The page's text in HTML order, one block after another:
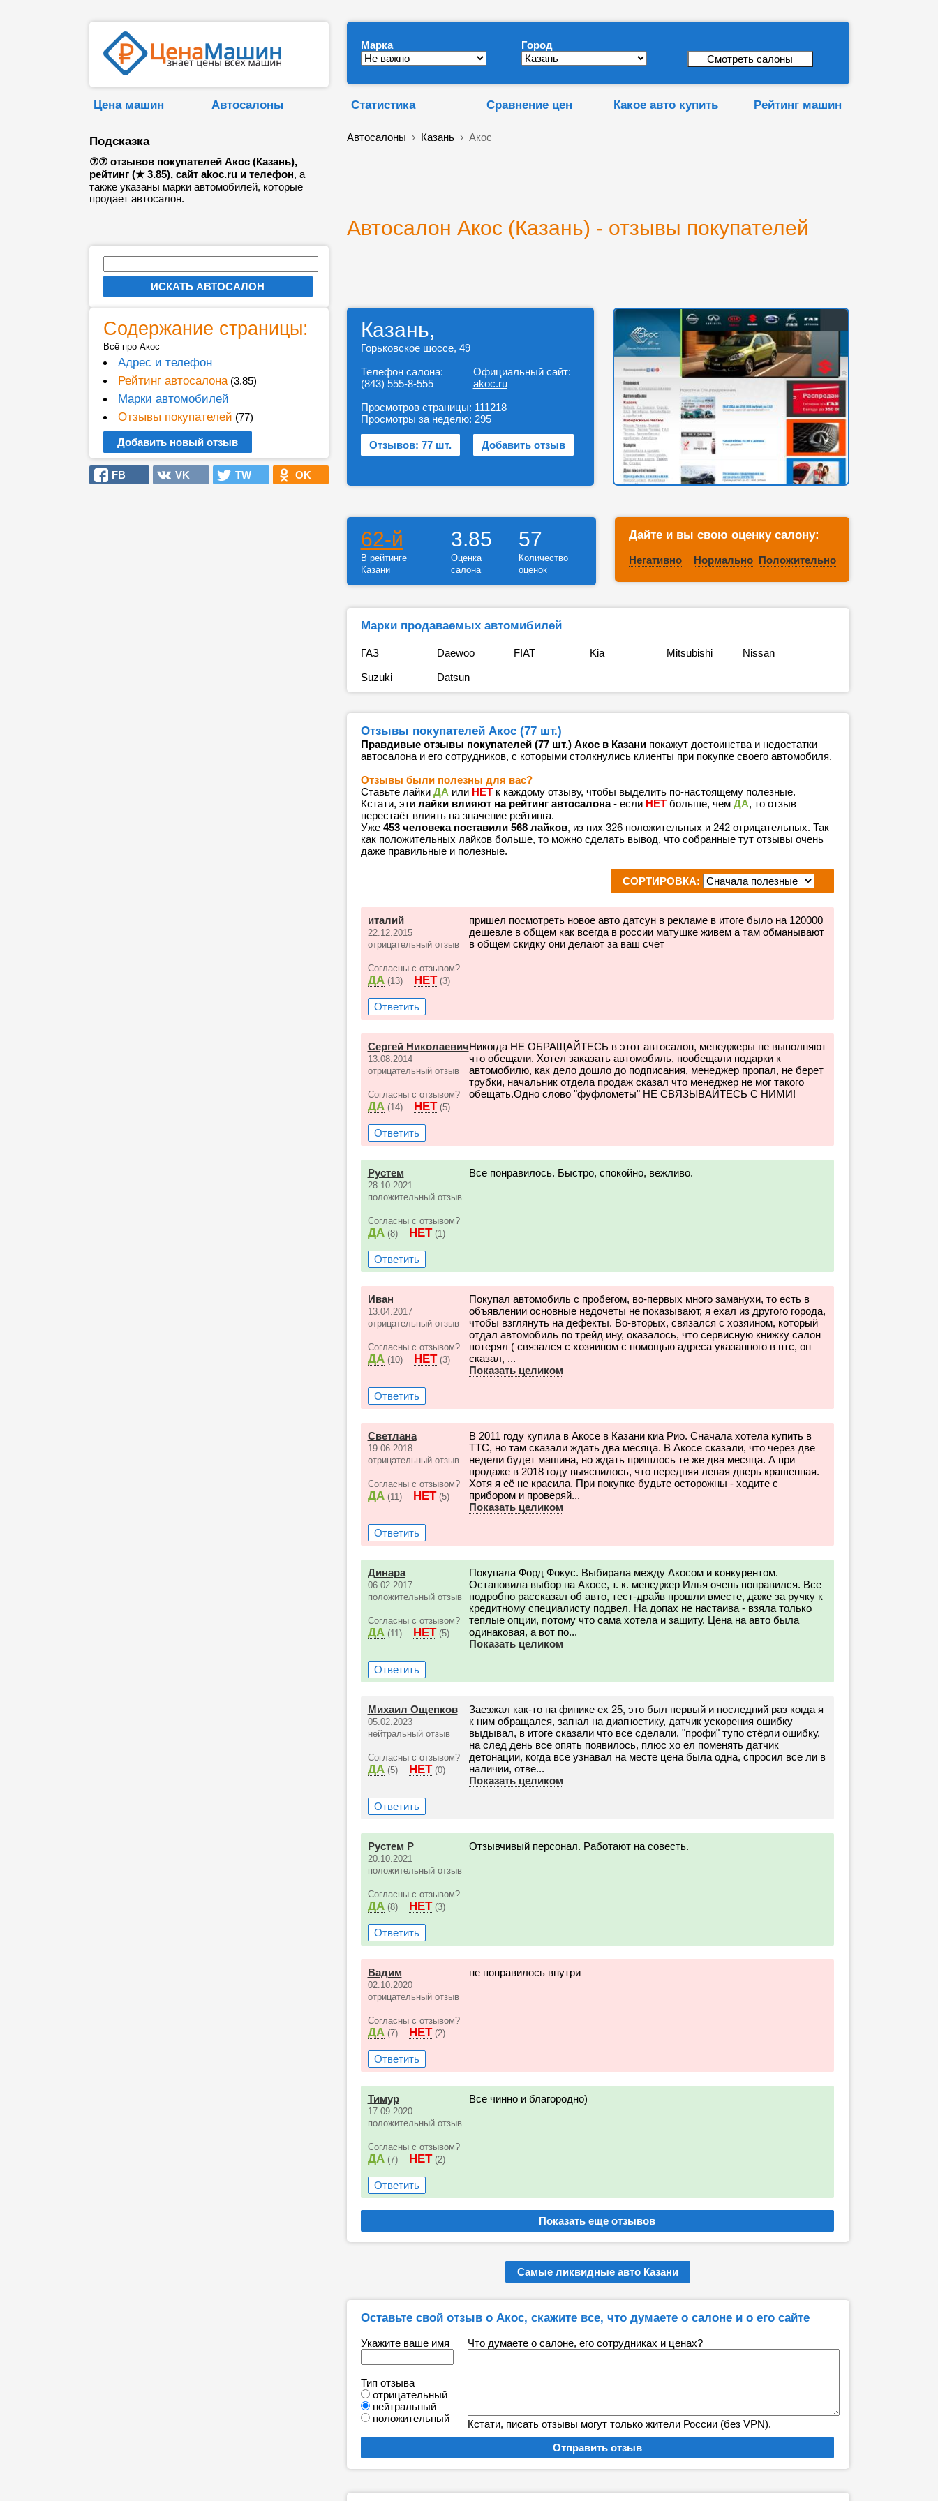
Марка Город
Цена машин Автосалоны Статистика Сравнение цен Какое авто купить Рейтинг машин
Подсказка
⑦⑦ отзывов покупателей Акос (Казань),
рейтинг (★ 3.85), сайт akoc.ru и телефон, а
также указаны марки автомобилей, которые
продает автосалон.
Автосалоны › Казань› Акос
Автосалон Акос (Казань) - отзывы покупателей
Содержание страницы:
Всё про Акос
Адрес и телефон
Рейтинг автосалона(3.85)
Марки автомобилей
Отзывы покупателей (77)
Добавить новый отзыв
FB VK TW OK
Казань,
Горьковское шоссе, 49
Телефон салона:
(843) 555-8-555
Официальный сайт:
akoc.ru
Просмотров страницы:
Просмотры за неделю:
111218
295
Отзывов: 77 шт. Добавить отзыв
62-й
В рейтинге
Казани
3.85
Оценка
салона
57
Количество
оценок
Дайте и вы свою оценку салону:
Негативно Нормально Положительно
Марки продаваемых автомибилей
ГАЗ Daewoo FIAT Kia Mitsubishi Nissan
Suzuki Datsun
Отзывы покупателей Акос (77 шт.)
Правдивые отзывы покупателей (77 шт.) Акос в Казанипокажут достоинства и недостатки
автосалона и его сотрудников, с которыми столкнулись клиенты при покупке своего автомобиля.
Отзывы были полезны для вас?
Ставьте лайки ДА или НЕТк каждому отзыву, чтобы выделить по-настоящему полезные.
Кстати, эти лайки влияют на рейтинг автосалона- если НЕТбольше, чем ДА, то отзыв
перестаёт влиять на значение рейтинга.
Уже 453 человека поставили 568 лайков, из них 326 положительных и 242 отрицательных. Так
как положительных лайков больше, то можно сделать вывод, что собранные тут отзывы очень
даже правильные и полезные.
СОРТИРОВКА:
италий
22.12.2015
отрицательный отзыв
Согласны с отзывом?
ДА (13) НЕТ (3)
пришел посмотреть новое авто датсун в рекламе в итоге было на 120000
дешевле в общем как всегда в россии матушке живем а там обманывают
в общем скидку они делают за ваш счет
Ответить
Сергей Николаевич
13.08.2014
отрицательный отзыв
Согласны с отзывом?
ДА (14) НЕТ (5)
Никогда НЕ ОБРАЩАЙТЕСЬ в этот автосалон, менеджеры не выполняют
что обещали. Хотел заказать автомобиль, пообещали подарки к
автомобилю, как дело дошло до подписания, менеджер пропал, не берет
трубки, начальник отдела продаж сказал что менеджер не мог такого
обещать.Одно слово "фуфлометы" НЕ СВЯЗЫВАЙТЕСЬ С НИМИ!
Ответить
Рустем
28.10.2021
положительный отзыв
Согласны с отзывом?
ДА (8) НЕТ (1)
Все понравилось. Быстро, спокойно, вежливо.
Ответить
Иван
13.04.2017
отрицательный отзыв
Согласны с отзывом?
ДА (10) НЕТ (3)
Покупал автомобиль с пробегом, во-первых много заманухи, то есть в
объявлении основные недочеты не показывают, я ехал из другого города,
чтобы взглянуть на дефекты. Во-вторых, связался с хозяином, который
отдал автомобиль по трейд ину, оказалось, что сервисную книжку салон
потерял ( связался с хозяином с помощью адреса указанного в птс, он
сказал, ...
Показать целиком
Ответить
Светлана
19.06.2018
отрицательный отзыв
Согласны с отзывом?
ДА (11) НЕТ (5)
В 2011 году купила в Акосе в Казани киа Рио. Сначала хотела купить в
ТТС, но там сказали ждать два месяца. В Акосе сказали, что через две
недели будет машина, но ждать пришлось те же два месяца. А при
продаже в 2018 году выяснилось, что передняя левая дверь крашенная.
Хотя я её не красила. При покупке будьте осторожны - ходите с
прибором и проверяй...
Показать целиком
Ответить
Динара
06.02.2017
положительный отзыв
Согласны с отзывом?
ДА (11) НЕТ (5)
Покупала Форд Фокус. Выбирала между Акосом и конкурентом.
Остановила выбор на Акосе, т. к. менеджер Илья очень понравился. Все
подробно рассказал об авто, тест-драйв прошли вместе, даже за ручку к
кредитному специалисту подвел. На допах не настаива - взяла только
теплые опции, потому что сама хотела и защиту. Цена на авто была
одинаковая, а вот по...
Показать целиком
Ответить
Михаил Ощепков
05.02.2023
нейтральный отзыв
Согласны с отзывом?
ДА (5) НЕТ (0)
Заезжал как-то на финике ех 25, это был первый и последний раз когда я
к ним обращался, загнал на диагностику, датчик ускорения ошибку
выдывал, в итоге сказали что все сделали, "профи" тупо стёрли ошибку,
на след день все опять появилось, плюс хо ел поменять датчик
детонации, когда все узнавал на месте цена была одна, спросил все ли в
наличии, отве...
Показать целиком
Ответить
Рустем Р
20.10.2021
положительный отзыв
Согласны с отзывом?
ДА (8) НЕТ (3)
Отзывчивый персонал. Работают на совесть.
Ответить
Вадим
02.10.2020
отрицательный отзыв
Согласны с отзывом?
ДА (7) НЕТ (2)
не понравилось внутри
Ответить
Тимур
17.09.2020
положительный отзыв
Согласны с отзывом?
ДА (7) НЕТ (2)
Все чинно и благородно)
Ответить
Самые ликвидные авто Казани
Оставьте свой отзыв о Акос, скажите все, что думаете о салоне и о его сайте
Укажите ваше имя
Тип отзыва
отрицательный
нейтральный
положительный
Что думаете о салоне, его сотрудниках и ценах?
Кстати, писать отзывы могут только жители России (без VPN).